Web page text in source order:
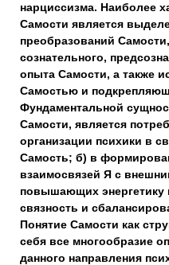
нарциссизма. Наиболее
Самости является
преобразований
сознательного,
опыта Самости, а также
Самостью и
Фундаментальной
Самости, является
организации психики в
Самость; б) в
взаимосвязей Я с
повышающих энергетику
связность и
Понятие Самости как
себя все многообразие
данного направления